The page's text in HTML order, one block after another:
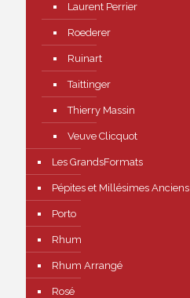
Laurent Perrier
Roederer
Ruinart
Taittinger
Thierry Massin
Veuve Clicquot
Les GrandsFormats
Pépites et Millésimes Anciens
Porto
Rhum
Rhum Arrangé
Rosé